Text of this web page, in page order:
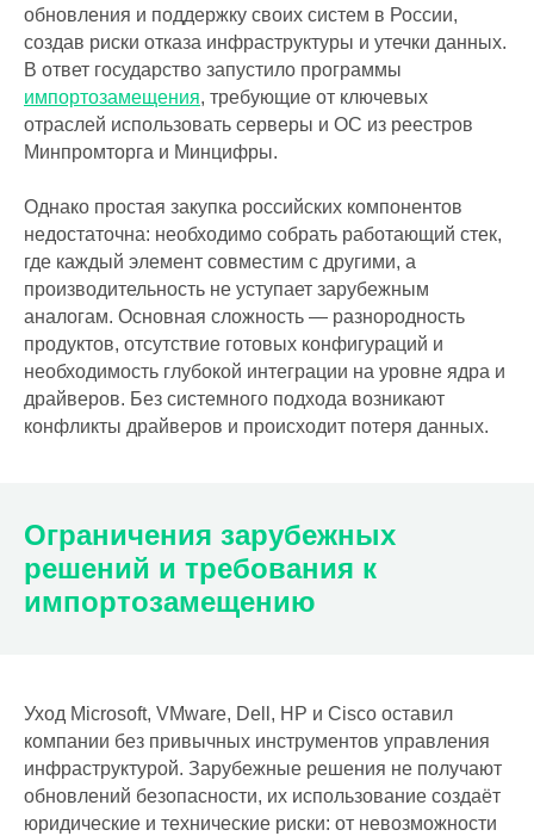
обновления и поддержку своих систем в России,
создав риски отказа инфраструктуры и утечки данных.
В ответ государство запустило программы
импортозамещения, требующие от ключевых
отраслей использовать серверы и ОС из реестров
Минпромторга и Минцифры.
Однако простая закупка российских компонентов
недостаточна: необходимо собрать работающий стек,
где каждый элемент совместим с другими, а
производительность не уступает зарубежным
аналогам. Основная сложность — разнородность
продуктов, отсутствие готовых конфигураций и
необходимость глубокой интеграции на уровне ядра и
драйверов. Без системного подхода возникают
конфликты драйверов и происходит потеря данных.
Ограничения зарубежных
решений и требования к
импортозамещению
Уход Microsoft, VMware, Dell, HP и Cisco оставил
компании без привычных инструментов управления
инфраструктурой. Зарубежные решения не получают
обновлений безопасности, их использование создаёт
юридические и технические риски: от невозможности